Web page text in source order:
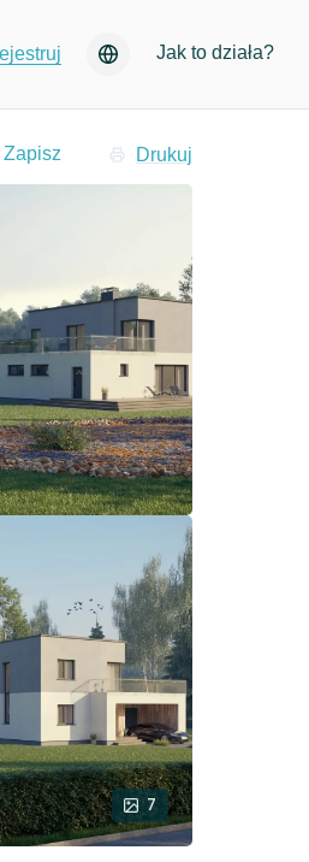
Jak to działa?
Drukuj
7